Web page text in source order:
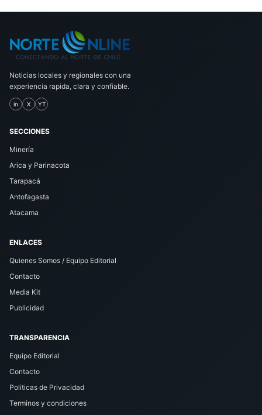
Noticias locales y regionales con una
experiencia rapida, clara y confiable.
in X YT
SECCIONES
Minería
Arica y Parinacota
Tarapacá
Antofagasta
Atacama
ENLACES
Quienes Somos / Equipo Editorial
Contacto
Media Kit
Publicidad
TRANSPARENCIA
Equipo Editorial
Contacto
Politicas de Privacidad
Terminos y condiciones